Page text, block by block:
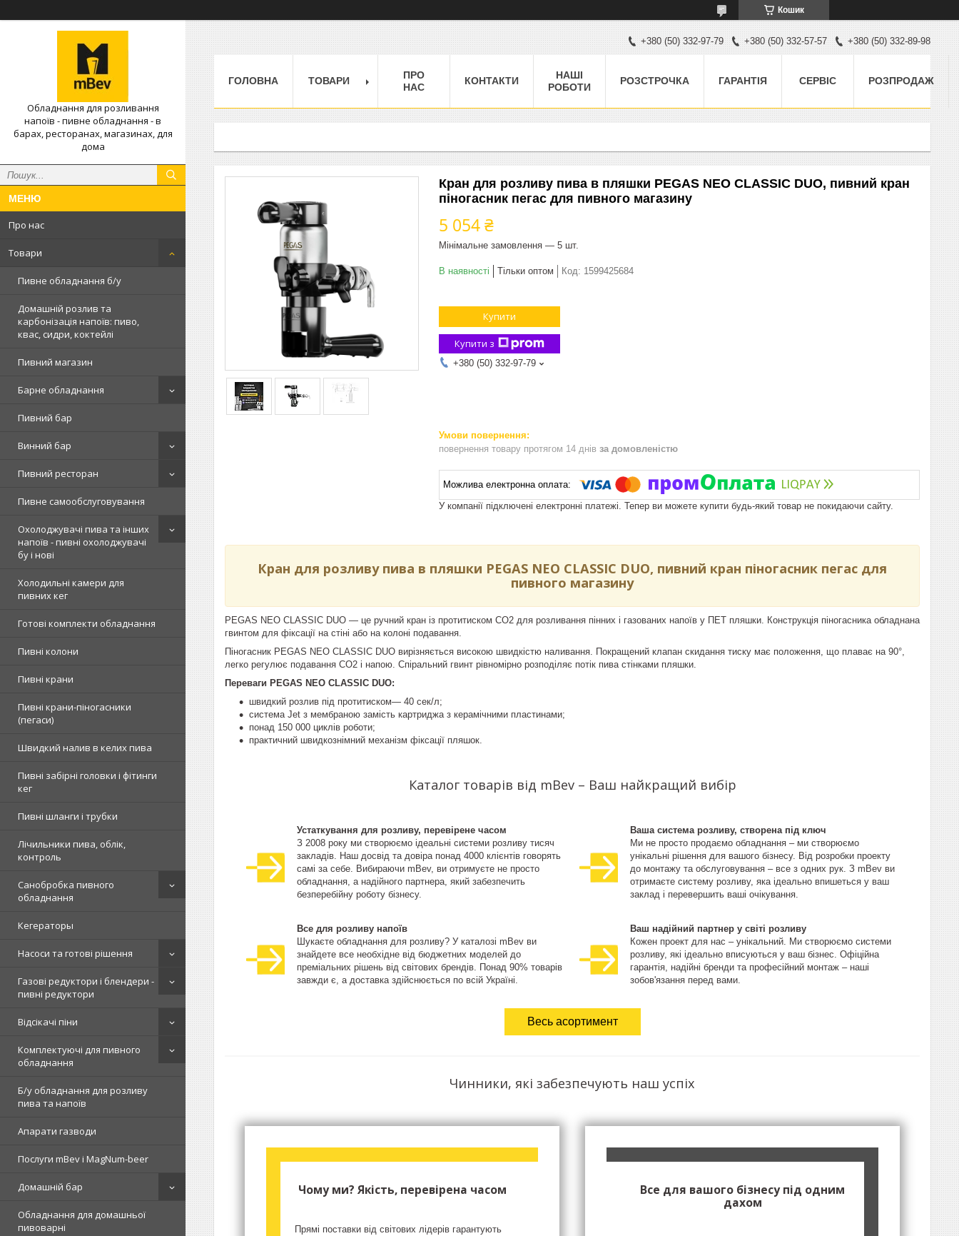
Кошик
Обладнання для розливання
напоїв - пивне обладнання - в
барах, ресторанах, магазинах, для
дома
Про нас
Товари
Пивне обладнання б/у
Домашній розлив та
карбонізація напоїв: пиво,
квас, сидри, коктейлі
Пивний магазин
Барне обладнання
Пивний бар
Винний бар
Пивний ресторан
Пивне самообслуговування
Охолоджувачі пива та інших
напоїв - пивні охолоджувачі
бу і нові
Холодильні камери для
пивних кег
Готові комплекти обладнання
Пивні колони
Пивні крани
Пивні крани-піногасники
(пегаси)
Швидкий налив в келих пива
Пивні забірні головки і фітинги
кег
Пивні шланги і трубки
Лічильники пива, облік,
контроль
Санобробка пивного
обладнання
Кегераторы
Насоси та готові рішення
Газові редуктори і блендери -
пивні редуктори
Відсікачі піни
Комплектуючі для пивного
обладнання
Б/у обладнання для розливу
пива та напоїв
Апарати газводи
Послуги mBev і MagNum-beer
Домашній бар
Обладнання для домашньої
пивоварні
+380 (50) 332-97-79 +380 (50) 332-57-57 +380 (50) 332-89-98
ГОЛОВНА ТОВАРИ
ПРО
НАС
КОНТАКТИ
НАШІ
РОБОТИ
РОЗСТРОЧКА ГАРАНТІЯ СЕРВІС РОЗПРОДАЖ
Кран для розливу пива в пляшки PEGAS NEO CLASSIC DUO, пивний кран
піногасник пегас для пивного магазину
5 054 ₴
Мінімальне замовлення — 5 шт.
В наявності Тільки оптом Код: 1599425684
Купити
Купити з
+380 (50) 332-97-79
повернення товару протягом 14 днів за домовленістю
У компанії підключені електронні платежі. Тепер ви можете купити будь-який товар не покидаючи сайту.
Кран для розливу пива в пляшки PEGAS NEO CLASSIC DUO, пивний кран піногасник пегас для
пивного магазину
PEGAS NEO CLASSIC DUO — це ручний кран із протитиском CO2 для розливання пінних і газованих напоїв у ПЕТ пляшки. Конструкція піногасника обладнана
гвинтом для фіксації на стіні або на колоні подавання.
Піногасник PEGAS NEO CLASSIC DUO вирізняється високою швидкістю наливання. Покращений клапан скидання тиску має положення, що плаває на 90°,
легко регулює подавання CO2 і напою. Спіральний гвинт рівномірно розподіляє потік пива стінками пляшки.
Переваги PEGAS NEO CLASSIC DUO:
швидкий розлив під протитиском— 40 сек/л;
система Jet з мембраною замість картриджа з керамічними пластинами;
понад 150 000 циклів роботи;
практичний швидкознімний механізм фіксації пляшок.
Каталог товарів від mBev – Ваш найкращий вибір
Устаткування для розливу, перевірене часом
З 2008 року ми створюємо ідеальні системи розливу тисяч
закладів. Наш досвід та довіра понад 4000 клієнтів говорять
самі за себе. Вибираючи mBev, ви отримуєте не просто
обладнання, а надійного партнера, який забезпечить
безперебійну роботу бізнесу.
Все для розливу напоїв
Шукаєте обладнання для розливу? У каталозі mBev ви
знайдете все необхідне від бюджетних моделей до
преміальних рішень від світових брендів. Понад 90% товарів
завжди є, а доставка здійснюється по всій Україні.
Ваша система розливу, створена під ключ
Ми не просто продаємо обладнання – ми створюємо
унікальні рішення для вашого бізнесу. Від розробки проекту
до монтажу та обслуговування – все з одних рук. З mBev ви
отримаєте систему розливу, яка ідеально впишеться у ваш
заклад і перевершить ваші очікування.
Ваш надійний партнер у світі розливу
Кожен проект для нас – унікальний. Ми створюємо системи
розливу, які ідеально вписуються у ваш бізнес. Офіційна
гарантія, надійні бренди та професійний монтаж – наші
зобов'язання перед вами.
Весь асортимент
Чинники, які забезпечують наш успіх
Чому ми? Якість, перевірена часом
Прямі поставки від світових лідерів гарантують
Все для вашого бізнесу під одним
дахом